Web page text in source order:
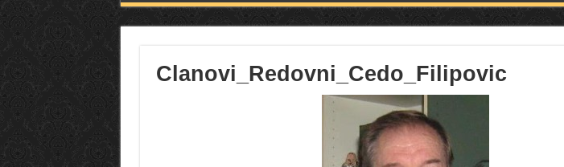
Clanovi_Redovni_Cedo_Filipovic